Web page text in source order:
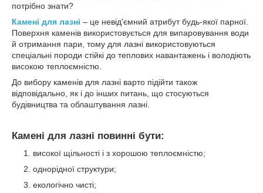
потрібно знати?
Камені для лазні – це невід'ємний атрибут будь-якої парної.
Поверхня каменів використовується для випаровування води
й отримання пари, тому для лазні використовуються
спеціальні породи стійкі до теплових навантажень і володіють
високою теплоємністю.
До вибору каменів для лазні варто підійти також
відповідально, як і до інших питань, що стосуються
будівництва та облаштування лазні.
Камені для лазні повинні бути:
високої щільності і з хорошою теплоємністю;
однорідної структури;
екологічно чисті;